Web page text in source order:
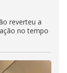
reverteu a
no tempo